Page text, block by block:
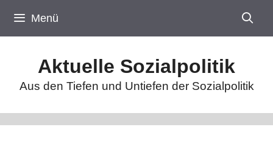
Inhalt
springen
Menü
Aktuelle Sozialpolitik
Aus den Tiefen und Untiefen der Sozialpolitik